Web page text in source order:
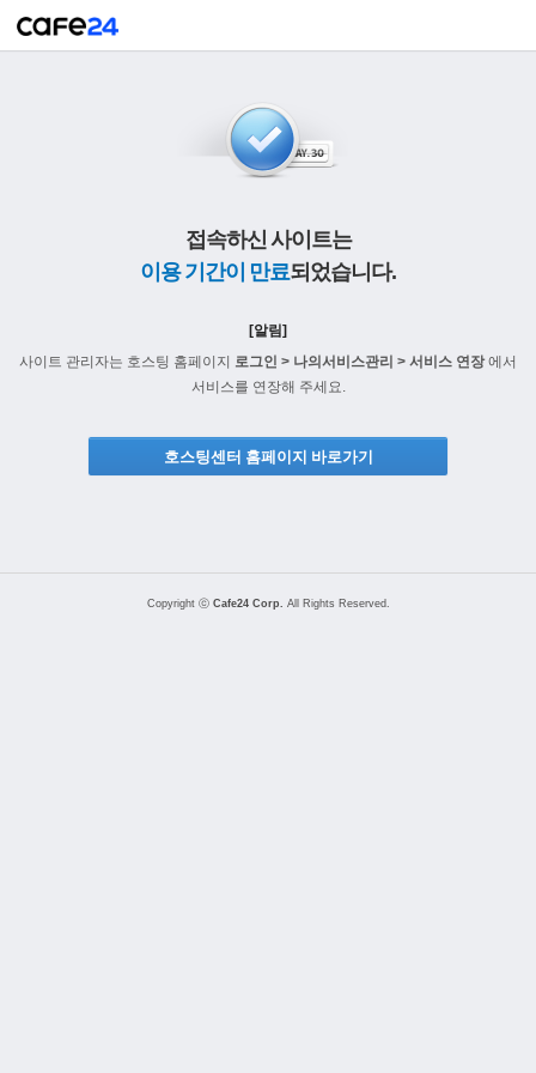
접속하신 사이트는
이용 기간이 만료되었습니다.
[알림]
사이트 관리자는 호스팅 홈페이지 로그인 > 나의서비스관리 > 서비스 연장에서
서비스를 연장해 주세요.
호스팅센터 홈페이지 바로가기
Copyright ⓒ Cafe24 Corp. All Rights Reserved.